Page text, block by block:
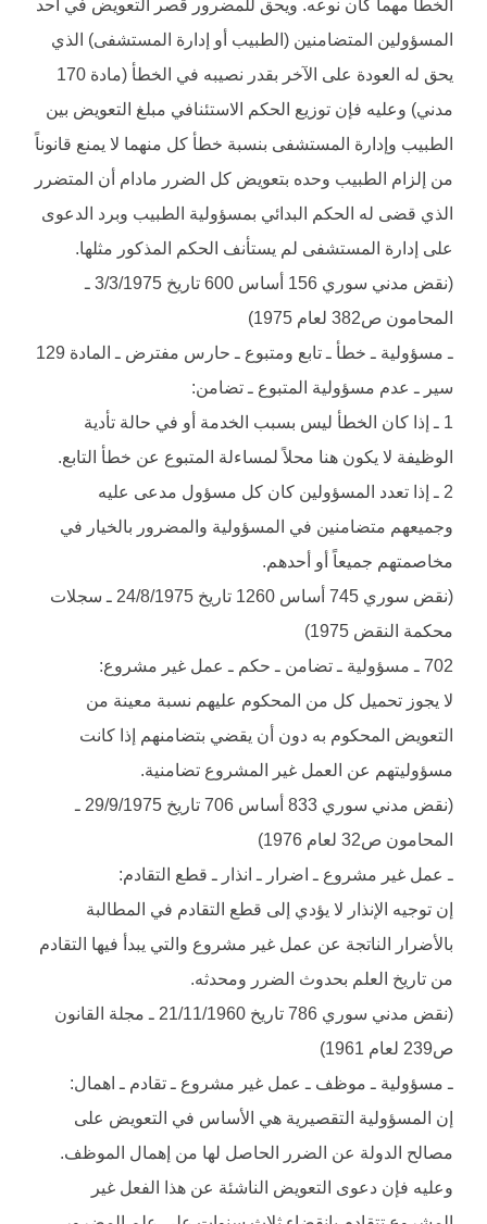
الخطأ مهما كان نوعه. ويحق للمضرور قصر التعويض في أحد
المسؤولين المتضامنين (الطبيب أو إدارة المستشفى) الذي
يحق له العودة على الآخر بقدر نصيبه في الخطأ (مادة 170
مدني) وعليه فإن توزيع الحكم الاستئنافي مبلغ التعويض بين
الطبيب وإدارة المستشفى بنسبة خطأ كل منهما لا يمنع قانوناً
من إلزام الطبيب وحده بتعويض كل الضرر مادام أن المتضرر
الذي قضى له الحكم البدائي بمسؤولية الطبيب وبرد الدعوى
على إدارة المستشفى لم يستأنف الحكم المذكور مثلها.
(نقض مدني سوري 156 أساس 600 تاريخ 3/3/1975 ـ
المحامون ص382 لعام 1975)
ـ مسؤولية ـ خطأ ـ تابع ومتبوع ـ حارس مفترض ـ المادة 129
سير ـ عدم مسؤولية المتبوع ـ تضامن:
1 ـ إذا كان الخطأ ليس بسبب الخدمة أو في حالة تأدية
الوظيفة لا يكون هنا محلاً لمساءلة المتبوع عن خطأ التابع.
2 ـ إذا تعدد المسؤولين كان كل مسؤول مدعى عليه
وجميعهم متضامنين في المسؤولية والمضرور بالخيار في
مخاصمتهم جميعاً أو أحدهم.
(نقض سوري 745 أساس 1260 تاريخ 24/8/1975 ـ سجلات
محكمة النقض 1975)
702 ـ مسؤولية ـ تضامن ـ حكم ـ عمل غير مشروع:
لا يجوز تحميل كل من المحكوم عليهم نسبة معينة من
التعويض المحكوم به دون أن يقضي بتضامنهم إذا كانت
مسؤوليتهم عن العمل غير المشروع تضامنية.
(نقض مدني سوري 833 أساس 706 تاريخ 29/9/1975 ـ
المحامون ص32 لعام 1976)
ـ عمل غير مشروع ـ اضرار ـ انذار ـ قطع التقادم:
إن توجيه الإنذار لا يؤدي إلى قطع التقادم في المطالبة
بالأضرار الناتجة عن عمل غير مشروع والتي يبدأ فيها التقادم
من تاريخ العلم بحدوث الضرر ومحدثه.
(نقض مدني سوري 786 تاريخ 21/11/1960 ـ مجلة القانون
ص239 لعام 1961)
ـ مسؤولية ـ موظف ـ عمل غير مشروع ـ تقادم ـ اهمال:
إن المسؤولية التقصيرية هي الأساس في التعويض على
مصالح الدولة عن الضرر الحاصل لها من إهمال الموظف.
وعليه فإن دعوى التعويض الناشئة عن هذا الفعل غير